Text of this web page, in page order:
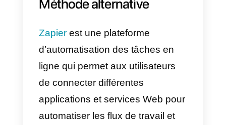
collectées dans le formulaire
Cognito Forms.
Je te donne un exemple :
Supposons que vous ayez créé
un formulaire dans Cognito